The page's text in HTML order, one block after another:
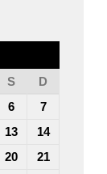
S
D
6
7
13
14
20
21